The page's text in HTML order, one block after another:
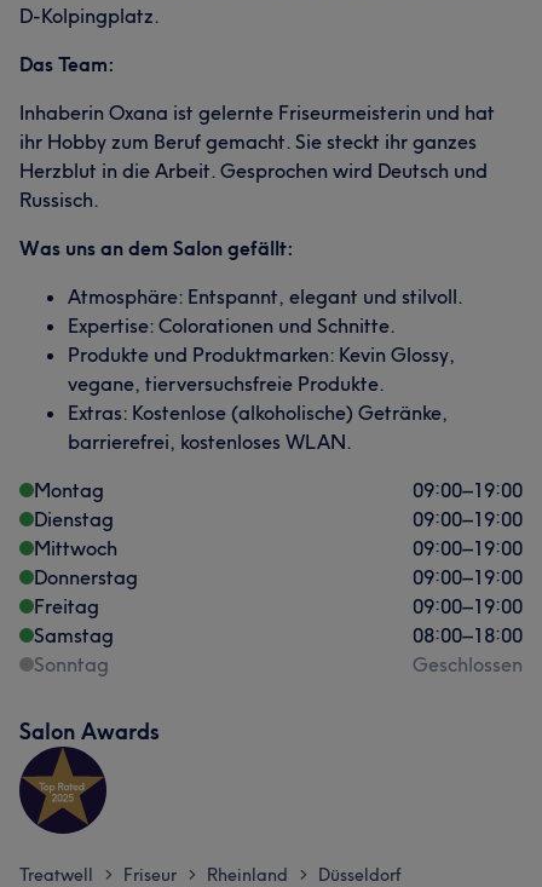
D-Kolpingplatz.
Das Team:
Inhaberin Oxana ist gelernte Friseurmeisterin und hat
ihr Hobby zum Beruf gemacht. Sie steckt ihr ganzes
Herzblut in die Arbeit. Gesprochen wird Deutsch und
Russisch.
Was uns an dem Salon gefällt:
Atmosphäre: Entspannt, elegant und stilvoll.
Expertise: Colorationen und Schnitte.
Produkte und Produktmarken: Kevin Glossy,
vegane, tierversuchsfreie Produkte.
Extras: Kostenlose (alkoholische) Getränke,
barrierefrei, kostenloses WLAN.
Montag
09:00–19:00
Dienstag
09:00–19:00
Mittwoch
09:00–19:00
Donnerstag
09:00–19:00
Freitag
09:00–19:00
Samstag
08:00–18:00
Sonntag
Geschlossen
Salon Awards
Treatwell > Friseur > Rheinland > Düsseldorf